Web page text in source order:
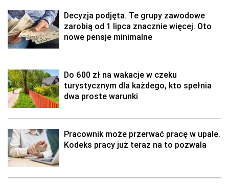
Decyzja podjęta. Te grupy zawodowe
zarobią od 1 lipca znacznie więcej. Oto
nowe pensje minimalne
Do 600 zł na wakacje w czeku
turystycznym dla każdego, kto spełnia
dwa proste warunki
Pracownik może przerwać pracę w upale.
Kodeks pracy już teraz na to pozwala